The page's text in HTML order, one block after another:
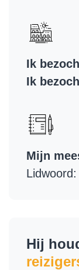
Ik
Ik
Mijn
Lidwoord:
Hij